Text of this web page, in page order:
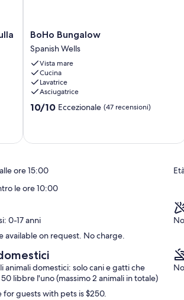
BoHo
Bungalow
Spanish
Wells
BoHo Bungalow
Spanish Wells
Vista mare
Cucina
Lavatrice
Asciugatrice
10.0
10/10 Eccezionale (47 recensioni)
ore 15:00
le ore 10:00
0-17 anni
available on request. No charge.
animali domestici: solo cani e gatti che
libbre l'uno (massimo 2 animali in totale)
for guests with pets is $250.